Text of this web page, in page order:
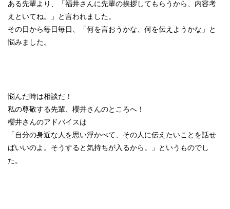
ある先輩より、「福井さんに先輩の挨拶してもらうから、内容考
えといてね。」と言われました。
その日から毎日毎日、「何を言おうかな、何を伝えようかな」と
悩みました。
悩んだ時は相談だ！
私の尊敬する先輩、櫻井さんのところへ！
櫻井さんのアドバイスは
「自分の身近な人を思い浮かべて、その人に伝えたいことを話せ
ばいいのよ。そうすると気持ちが入るから。」というものでし
た。